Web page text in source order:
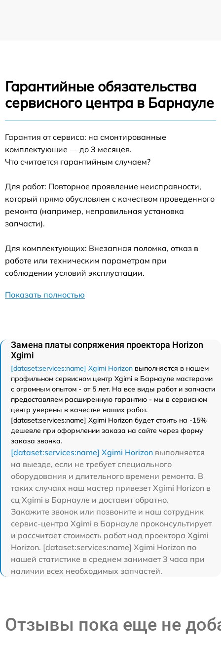
Гарантийные обязательства
сервисного центра в Барнауле
Гарантия от сервиса: на смонтированные
комплектующие — до 3 месяцев.
Что считается гарантийным случаем?
Для работ: Повторное проявление неисправности,
который прямо обусловлен с качеством проведенного
ремонта (например, неправильная установка
запчасти).
Для комплектующих: Внезапная поломка, отказ в
работе или техническим параметрам при
соблюдении условий эксплуатации.
Показать полностью
Замена платы сопряжения проектора Horizon
Xgimi
[dataset:services:name] Xgimi Horizon выполняется в нашем
профильном сервисном центр Xgimi в Барнауле мастерами
с огромным опытом - от 5 лет. На все виды работ и запчасти
предоставляем расширенную гарантию - мы в сервисном
центр уверены в качестве наших работ.
[dataset:services:name] Xgimi Horizon будет стоить на -15%
дешевле при оформлении заказа на сайте через форму
заказа звонка.
[dataset:services:name] Xgimi Horizon выполняется
на выезде, если не требует специального
оборудования и длительного времени ремонта. В
таких случаях наш мастер привезет Xgimi Horizon в
сц Xgimi в Барнауле и доставит обратно.
Закажите звонок или позвоните и наш сотрудник
сервис-центра Xgimi в Барнауле проконсультирует
и рассчитает стоимость работ над проектора Xgimi
Horizon. [dataset:services:name] Xgimi Horizon по
нашей статистике в среднем занимает 3 часа при
наличии всех необходимых запчастей.
Отзывы пока еще не